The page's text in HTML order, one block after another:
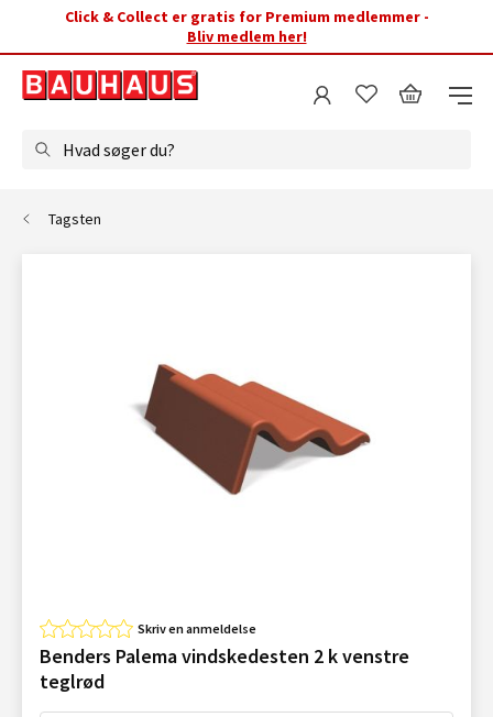
Click & Collect er gratis for Premium medlemmer -
Bliv medlem her!
Hvad søger du?
Tagsten
Skriv en anmeldelse
Benders Palema vindskedesten 2 k venstre
teglrød